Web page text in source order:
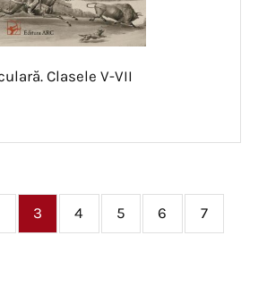
Clasele V-VII
3 4 5 6 7